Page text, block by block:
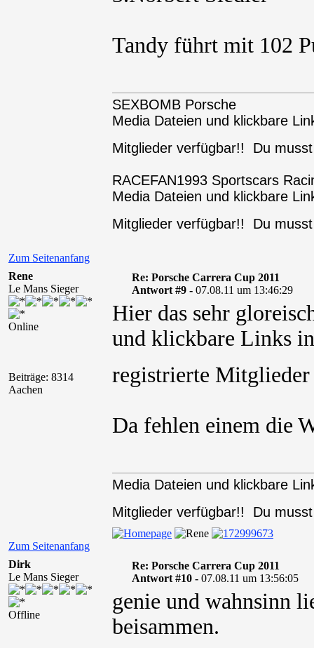
Tandy führt mit 102
Zum Seitenanfang
SEXBOMB Porsche
Media Dateien und klickbare
Mitglieder verfügbar!! Du
RACEFAN1993 Sportscars
Media Dateien und klickbare
Mitglieder verfügbar!! Du
Rene
Le Mans Sieger
Online
Beiträge: 8314
Aachen
Re: Porsche Carrera Cup 2011
Antwort #9 - 07.08.11 um 13:46:29
Hier das sehr
und klickbare Links
registrierte
Da fehlen einem die
Zum Seitenanfang
Media Dateien und klickbare
Mitglieder verfügbar!! Du
Dirk
Le Mans Sieger
Offline
Re: Porsche Carrera Cup 2011
Antwort #10 - 07.08.11 um 13:56:05
genie und wahnsinn
beisammen.